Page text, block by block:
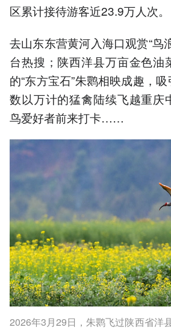
区累计接待游客近23.9万人次。
去山东东营黄河入海口观赏“鸟
台热搜；陕西洋县万亩金色油
的“东方宝石”朱鹮相映成趣，
数以万计的猛禽陆续飞越重庆
鸟爱好者前来打卡……
2026年3月29日，朱鹮飞过陕西省洋